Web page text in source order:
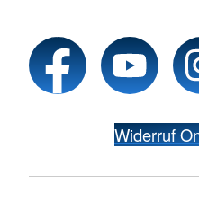
Widerruf